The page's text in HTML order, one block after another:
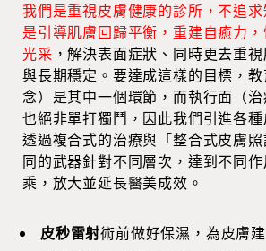
我們是重視皮膚健康的診所，不追
是引導肌膚回歸平衡，重建自癒力
光采 ，解決表面症狀、同時更去重
與長期穩定。要達成這樣的目標，
念）是其中一個環節，而執行面（
也絕非單打獨鬥，因此我們引進各種
透過複合式的治療與「整合式皮膚
同的武器針對不同層次，達到不同
乘，放大並延長醫美成效。
皮秒雷射術前做好保濕，為皮膚